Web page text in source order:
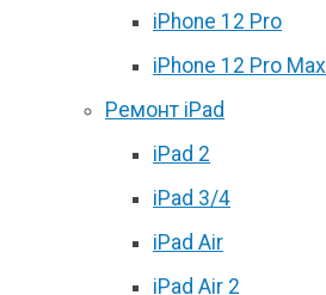
iPhone 12 Pro
iPhone 12 Pro Max
Ремонт iPad
iPad 2
iPad 3/4
iPad Air
iPad Air 2